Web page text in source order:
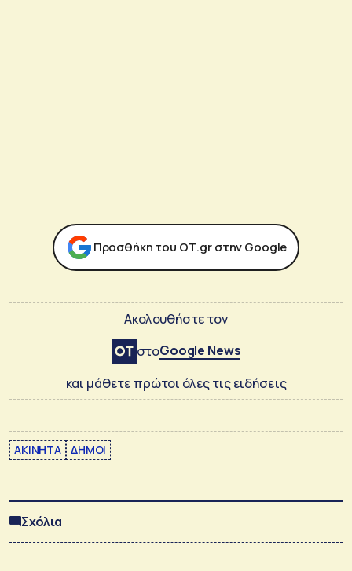
Προσθήκη του ΟΤ.gr στην Google
Ακολουθήστε τον
στοGoogle News
και μάθετε πρώτοι όλες τις ειδήσεις
ΑΚΙΝΗΤΑ ΔΗΜΟΙ
Σχόλια